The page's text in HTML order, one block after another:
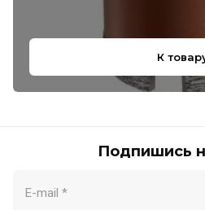
К
Подпишись